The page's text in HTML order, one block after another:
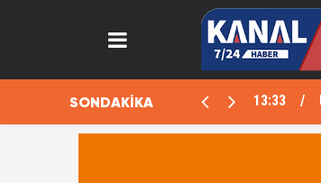
SONDAKİKA 13:33